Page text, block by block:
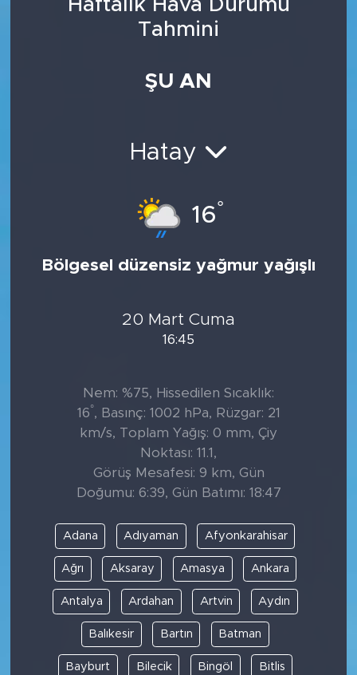
Haftalık Hava Durumu
Tahmini
ŞU AN
Hatay
16°
Bölgesel düzensiz yağmur yağışlı
20 Mart Cuma
16:45
Nem: %75, Hissedilen Sıcaklık:
16°, Basınç: 1002 hPa, Rüzgar: 21
km/s, Toplam Yağış: 0 mm, Çiy
Noktası: 11.1,
Görüş Mesafesi: 9 km, Gün
Doğumu: 6:39, Gün Batımı: 18:47
Adana Adıyaman Afyonkarahisar
Ağrı Aksaray Amasya Ankara
Antalya Ardahan Artvin Aydın
Balıkesir Bartın Batman
Bayburt Bilecik Bingöl Bitlis